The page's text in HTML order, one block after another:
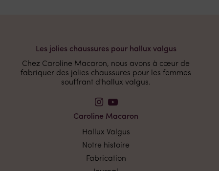
Les jolies chaussures pour hallux valgus
Chez Caroline Macaron, nous avons à cœur de
fabriquer des jolies chaussures pour les femmes
souffrant d'hallux valgus.
Caroline Macaron
Hallux Valgus
Notre histoire
Fabrication